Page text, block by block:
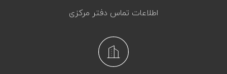
اطلاعات تماس دفتر مرکزی